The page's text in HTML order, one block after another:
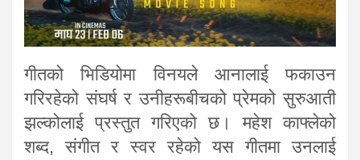
गीतको भिडियोमा विनयले आनालाई फकाउन
गरिरहेको संघर्ष र उनीहरूबीचको प्रेमको सुरुआती
झल्कोलाई प्रस्तुत गरिएको छ। महेश काफ्लेको
शब्द, संगीत र स्वर रहेको यस गीतमा उनलाई